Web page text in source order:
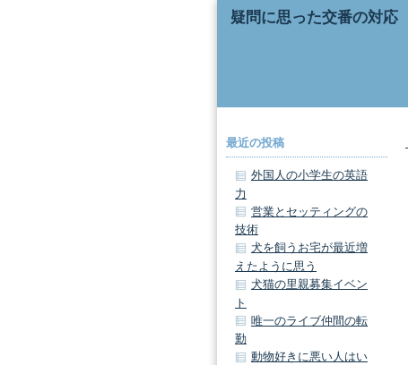
疑問に思った交番の対応
最近の投稿
外国人の小学生の英語
力
営業とセッティングの
技術
犬を飼うお宅が最近増
えたように思う
犬猫の里親募集イベン
ト
唯一のライブ仲間の転
勤
動物好きに悪い人はい